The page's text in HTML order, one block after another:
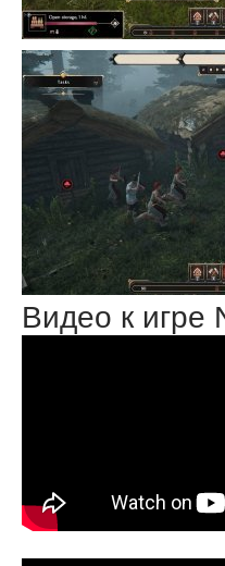
Видео к игре